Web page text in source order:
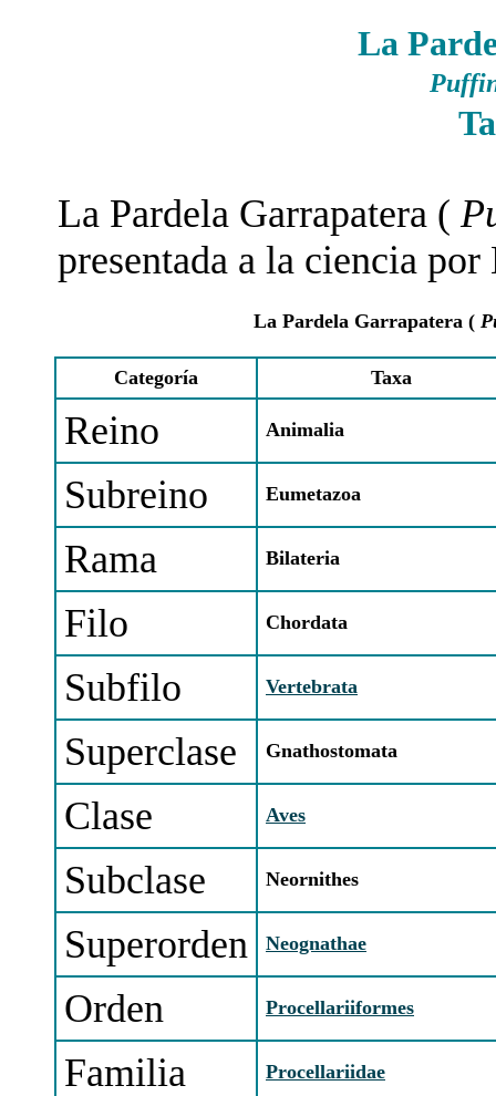
La
La Pardela Garrapatera (
presentada a la ciencia por
La Pardela Garrapatera (
Categoría Taxa
Reino Animalia
Subreino Eumetazoa
Rama Bilateria
Filo Chordata
Subfilo Vertebrata
Superclase Gnathostomata
Clase Aves
Subclase Neornithes
Superorden Neognathae
Orden Procellariiformes
Familia Procellariidae